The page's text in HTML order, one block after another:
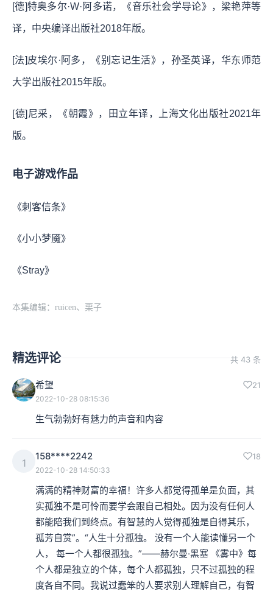
[德]特奥多尔·W·阿多诺，《音乐社会学导论》，梁艳萍等
译，中央编译出版社2018年版。
[法]皮埃尔·阿多，《别忘记生活》，孙圣英译，华东师范
大学出版社2015年版。
[德]尼采，《朝霞》，田立年译，上海文化出版社2021年
版。
电子游戏作品
《刺客信条》
《小小梦魇》
《Stray》
本集编辑：ruicen、栗子
精选评论 共 43 条
希望 21
2022-10-28 08:15:36
生气勃勃好有魅力的声音和内容
1
158****2242 18
2022-10-28 14:50:33
满满的精神财富的幸福！许多人都觉得孤单是负面，其
实孤独不是可怜而要学会跟自己相处。因为没有任何人
都能陪我们到终点。有智慧的人觉得孤独是自得其乐，
孤芳自赏”。“人生十分孤独。 没有一个人能读懂另一个
人， 每一个人都很孤独。”——赫尔曼·黑塞 《雾中》每
个人都是独立的个体，每个人都孤独，只不过孤独的程
度各自不同。我说过蠢笨的人要求别人理解自己，有智